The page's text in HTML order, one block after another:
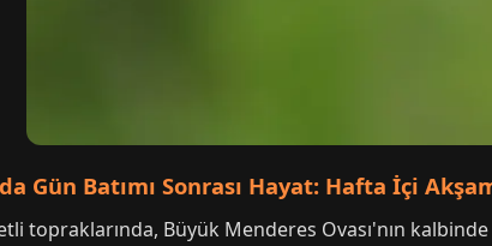
Gün Batımı Sonrası Hayat: Hafta İçi
topraklarında, Büyük Menderes Ovası'nın